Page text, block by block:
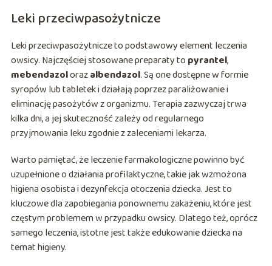
Leki przeciwpasożytnicze
Leki przeciwpasożytnicze to podstawowy element leczenia
owsicy. Najczęściej stosowane preparaty to pyrantel,
mebendazolorazalbendazol. Są one dostępne w formie
syropów lub tabletek i działają poprzez paraliżowanie i
eliminację pasożytów z organizmu. Terapia zazwyczaj trwa
kilka dni, a jej skuteczność zależy od regularnego
przyjmowania leku zgodnie z zaleceniami lekarza.
Warto pamiętać, że leczenie farmakologiczne powinno być
uzupełnione o działania profilaktyczne, takie jak wzmożona
higiena osobista i dezynfekcja otoczenia dziecka. Jest to
kluczowe dla zapobiegania ponownemu zakażeniu, które jest
częstym problemem w przypadku owsicy. Dlatego też, oprócz
samego leczenia, istotne jest także edukowanie dziecka na
temat higieny.